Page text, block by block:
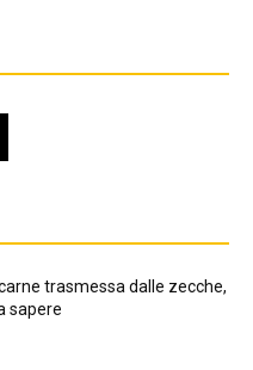
trasmessa dalle zecche,
sapere